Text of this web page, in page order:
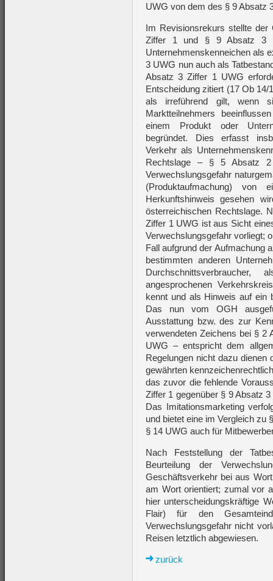
UWG von dem des § 9 Absatz
Im Revisionsrekurs stellte
Ziffer 1 und § 9 Absatz 3
Unternehmenskenneichen als
3 UWG nun auch als
Absatz 3 Ziffer 1 UWG
Entscheidung zitiert (17 Ob
als irreführend gilt, wenn
Marktteilnehmers
einem Produkt oder
begründet. Dies erfasst
Verkehr als
Rechtslage – § 5 Absatz
Verwechslungsgefahr
(Produktaufmachung)
Herkunftshinweis gesehen
österreichischen Rechtslage.
Ziffer 1 UWG ist aus Sicht
Verwechslungsgefahr vorliegt;
Fall aufgrund der Aufmachung
bestimmten anderen
angesprochenen
kennt und als Hinweis auf ein
Das nun vom OGH
Ausstattung bzw. des zur
verwendeten Zeichens bei § 2
UWG – entspricht dem
Regelungen nicht dazu dienen
gewährten
das zuvor die fehlende
Ziffer 1 gegenüber § 9 Absatz
Das Imitationsmarketing
und bietet eine im Vergleich zu
§ 14 UWG auch für
Nach Feststellung der
Beurteilung der
Geschäftsverkehr bei aus
am Wort orientiert; zumal vor
hier unterscheidungskräftige
Flair) für den
Verwechslungsgefahr nicht
Reisen letztlich abgewiesen.
zurück